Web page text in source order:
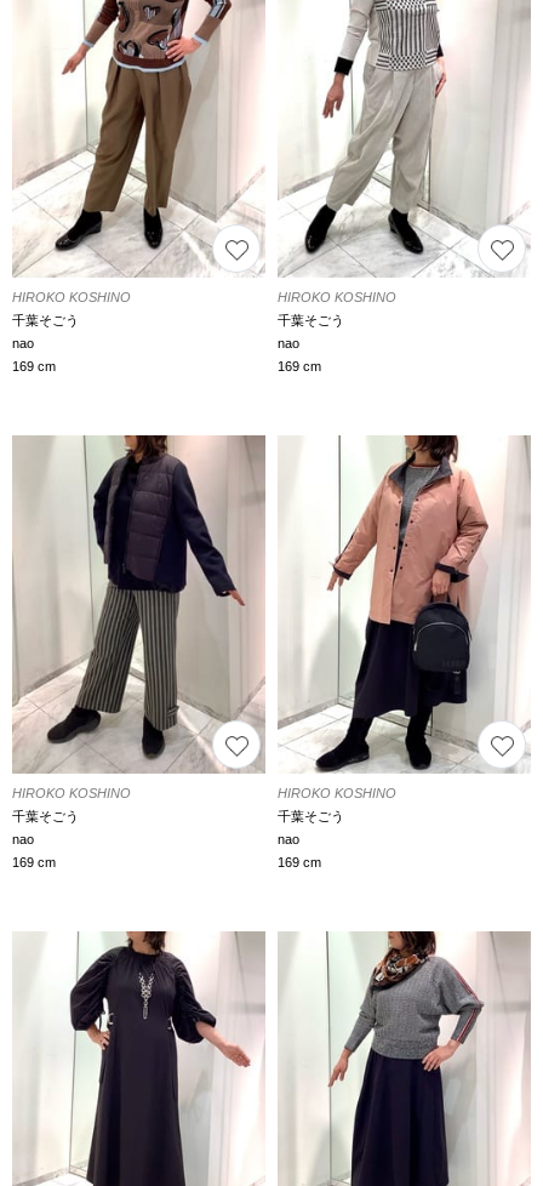
HIROKO KOSHINO
千葉そごう
nao
169 cm
HIROKO KOSHINO
千葉そごう
nao
169 cm
HIROKO KOSHINO
千葉そごう
nao
169 cm
HIROKO KOSHINO
千葉そごう
nao
169 cm